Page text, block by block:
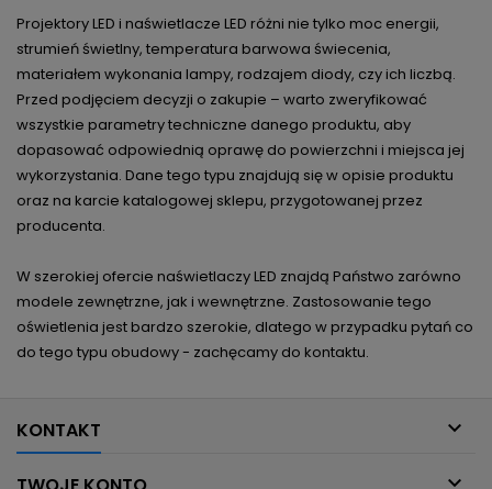
Projektory LED i naświetlacze LED różni nie tylko moc energii,
strumień świetlny, temperatura barwowa świecenia,
materiałem wykonania lampy, rodzajem diody, czy ich liczbą.
Przed podjęciem decyzji o zakupie – warto zweryfikować
wszystkie parametry techniczne danego produktu, aby
dopasować odpowiednią oprawę do powierzchni i miejsca jej
wykorzystania. Dane tego typu znajdują się w opisie produktu
oraz na karcie katalogowej sklepu, przygotowanej przez
producenta.
W szerokiej ofercie naświetlaczy LED znajdą Państwo zarówno
modele zewnętrzne, jak i wewnętrzne. Zastosowanie tego
oświetlenia jest bardzo szerokie, dlatego w przypadku pytań co
do tego typu obudowy - zachęcamy do kontaktu.
KONTAKT 
